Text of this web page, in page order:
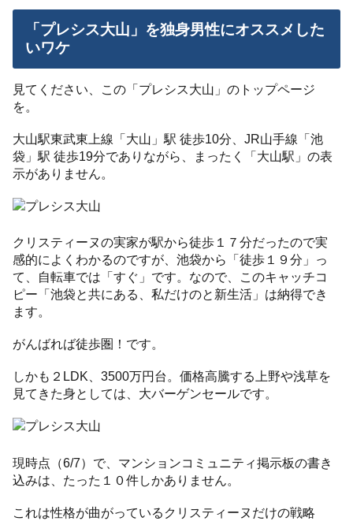
「プレシス大山」を独身男性にオススメした
いワケ
見てください、この「プレシス大山」のトップページ
を。
大山駅東武東上線「大山」駅 徒歩10分、JR山手線「池
袋」駅 徒歩19分でありながら、まったく「大山駅」の表
示がありません。
クリスティーヌの実家が駅から徒歩１７分だったので実
感的によくわかるのですが、池袋から「徒歩１９分」っ
て、自転車では「すぐ」です。なので、このキャッチコ
ピー「池袋と共にある、私だけのと新生活」は納得でき
ます。
がんばれば徒歩圏！です。
しかも２LDK、3500万円台。価格高騰する上野や浅草を
見てきた身としては、大バーゲンセールです。
現時点（6/7）で、マンションコミュニティ掲示板の書き
込みは、たった１０件しかありません。
これは性格が曲がっているクリスティーヌだけの戦略